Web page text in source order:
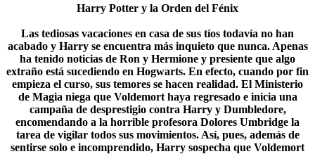
Harry Potter y la Orden del Fénix
Las tediosas vacaciones en casa de sus tíos todavía no han
acabado y Harry se encuentra más inquieto que nunca. Apenas
ha tenido noticias de Ron y Hermione y presiente que algo
extraño está sucediendo en Hogwarts. En efecto, cuando por fin
empieza el curso, sus temores se hacen realidad. El Ministerio
de Magia niega que Voldemort haya regresado e inicia una
campaña de desprestigio contra Harry y Dumbledore,
encomendando a la horrible profesora Dolores Umbridge la
tarea de vigilar todos sus movimientos. Así, pues, además de
sentirse solo e incomprendido, Harry sospecha que Voldemort